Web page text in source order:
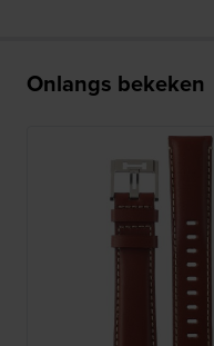
Onlangs bekeken